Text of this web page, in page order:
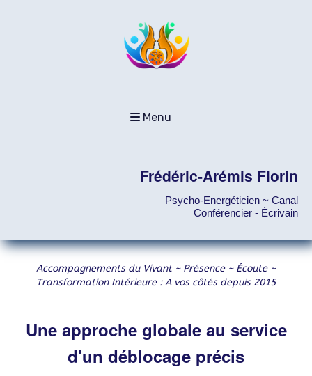
Menu
Frédéric-Arémis Florin
Psycho-Energéticien ~ Canal
Conférencier - Écrivain
Accompagnements du Vivant ~ Présence ~ Écoute ~
Transformation Intérieure : A vos côtés depuis 2015
Une approche globale au service
d'un déblocage précis